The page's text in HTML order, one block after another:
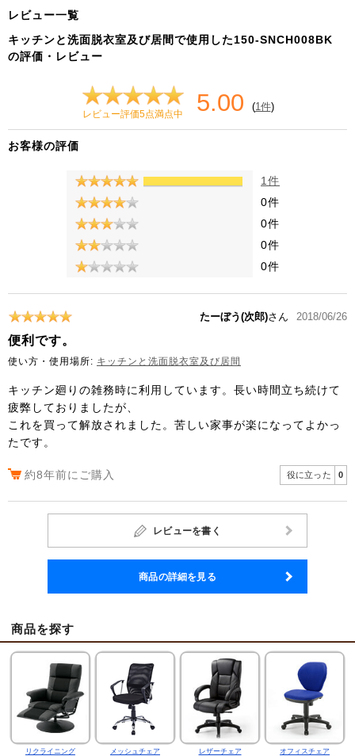
レビュー一覧
キッチンと洗面脱衣室及び居間で使用した150-SNCH008BK
の評価・レビュー
レビュー評価5点満点中 5.00 (1件)
お客様の評価
1件
0件
0件
0件
0件
たーぼう(次郎)さん 2018/06/26
便利です。
使い方・使用場所: キッチンと洗面脱衣室及び居間
キッチン廻りの雑務時に利用しています。長い時間立ち続けて
疲弊しておりましたが、
これを買って解放されました。苦しい家事が楽になってよかっ
たです。
約8年前にご購入 役に立った 0
レビューを書く
商品の詳細を見る
商品を探す
リクライニング
メッシュチェア レザーチェア オフィスチェア